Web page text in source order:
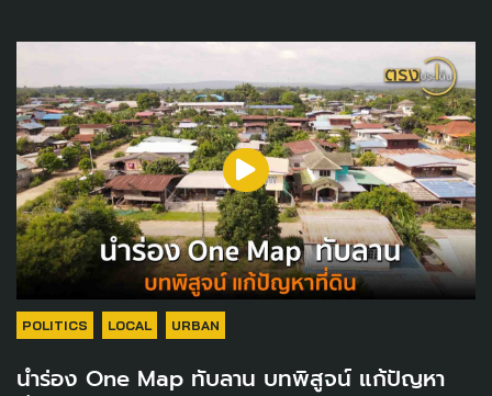
POLITICS LOCAL URBAN
นำร่อง One Map ทับลาน บทพิสูจน์ แก้ปัญหา